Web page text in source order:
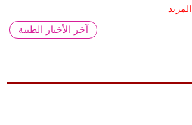
المزيد
آخر الأخبار الطبية